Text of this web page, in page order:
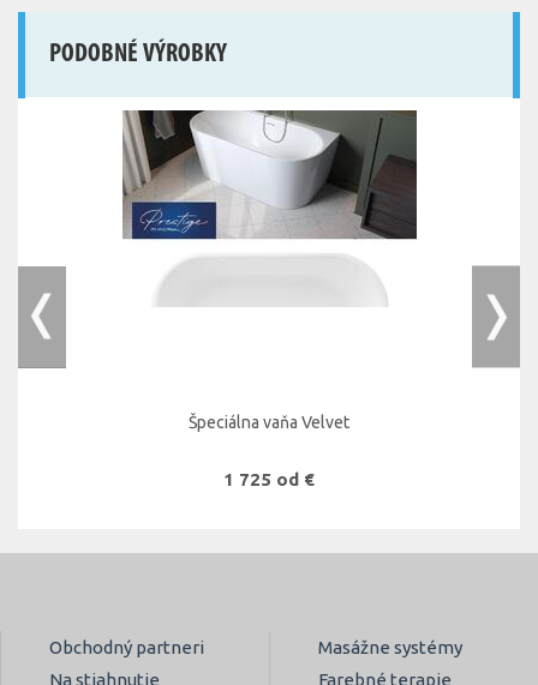
PODOBNÉ VÝROBKY
Špeciálna vaňa Velvet
1 725 od €
Obchodný partneri
Na stiahnutie
Masážne systémy
Farebné terapie